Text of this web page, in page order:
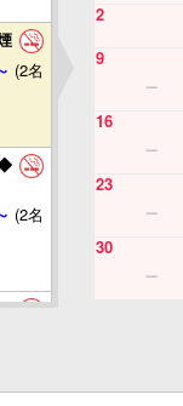
(2名
(2名
2
9
16
23
30